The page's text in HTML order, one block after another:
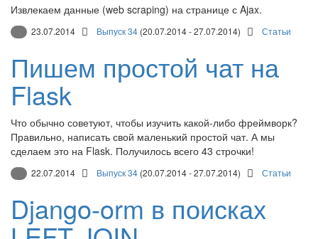
Извлекаем данные (web scraping) на странице с Ajax.
23.07.2014 Выпуск 34 (20.07.2014 - 27.07.2014) Статьи
Пишем простой чат на
Flask
Что обычно советуют, чтобы изучить какой-либо фреймворк?
Правильно, написать свой маленький простой чат. А мы
сделаем это на Flask. Получилось всего 43 строчки!
22.07.2014 Выпуск 34 (20.07.2014 - 27.07.2014) Статьи
Django-orm в поисках